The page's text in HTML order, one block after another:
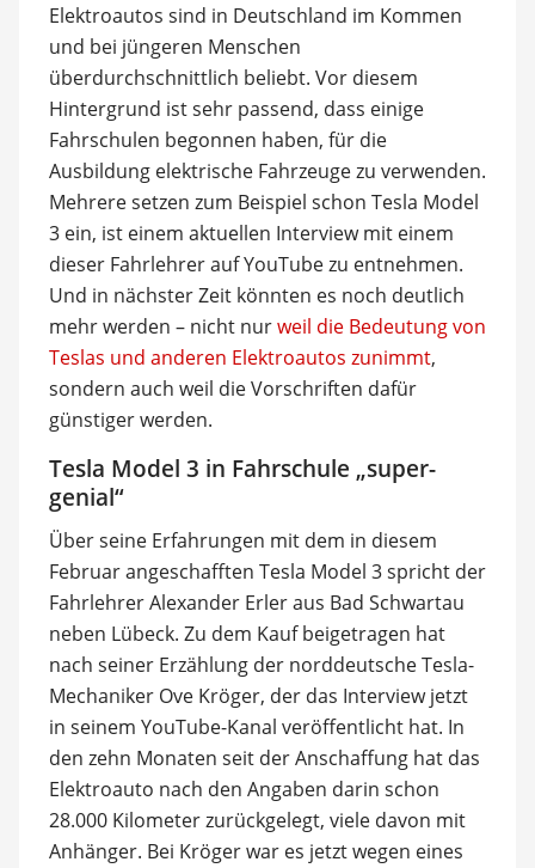
Elektroautos sind in Deutschland im Kommen
und bei jüngeren Menschen
überdurchschnittlich beliebt. Vor diesem
Hintergrund ist sehr passend, dass einige
Fahrschulen begonnen haben, für die
Ausbildung elektrische Fahrzeuge zu verwenden.
Mehrere setzen zum Beispiel schon Tesla Model
3 ein, ist einem aktuellen Interview mit einem
dieser Fahrlehrer auf YouTube zu entnehmen.
Und in nächster Zeit könnten es noch deutlich
mehr werden – nicht nurweil die Bedeutung von
Teslas und anderen Elektroautos zunimmt,
sondern auch weil die Vorschriften dafür
günstiger werden.
Tesla Model 3 in Fahrschule „super-
genial“
Über seine Erfahrungen mit dem in diesem
Februar angeschafften Tesla Model 3 spricht der
Fahrlehrer Alexander Erler aus Bad Schwartau
neben Lübeck. Zu dem Kauf beigetragen hat
nach seiner Erzählung der norddeutsche Tesla-
Mechaniker Ove Kröger, der das Interview jetzt
in seinem YouTube-Kanal veröffentlicht hat. In
den zehn Monaten seit der Anschaffung hat das
Elektroauto nach den Angaben darin schon
28.000 Kilometer zurückgelegt, viele davon mit
Anhänger. Bei Kröger war es jetzt wegen eines